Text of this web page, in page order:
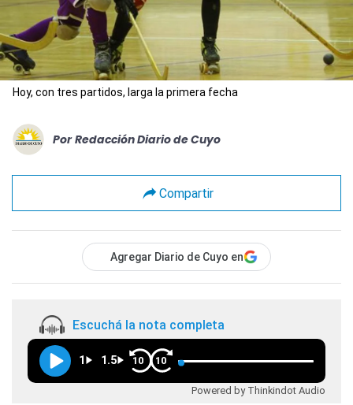
Hoy, con tres partidos, larga la primera fecha
Por Redacción Diario de Cuyo
Compartir
Agregar Diario de Cuyo en
Escuchá la nota completa
1 1.5 10 10
Powered by Thinkindot Audio